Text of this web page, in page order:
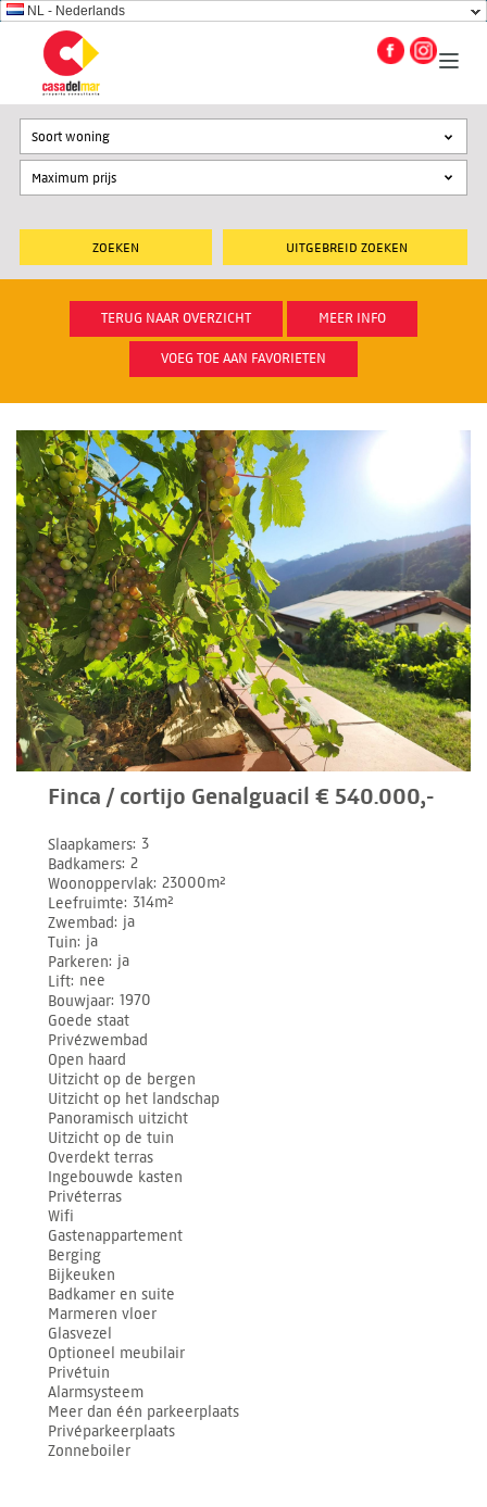
NL - Nederlands
UITGEBREID ZOEKEN
Soort woning
TERUG NAAR OVERZICHT MEER INFO
VOEG TOE AAN FAVORIETEN
Finca / cortijo Genalguacil € 540.000,-
Slaapkamers 3
Badkamers 2
Woonoppervlak 23000m²
Leefruimte 314m²
Zwembad ja
Tuin ja
Parkeren ja
Lift nee
Bouwjaar 1970
Goede staat
Privézwembad
Open haard
Uitzicht op de bergen
Uitzicht op het landschap
Panoramisch uitzicht
Uitzicht op de tuin
Overdekt terras
Ingebouwde kasten
Privéterras
Wifi
Gastenappartement
Berging
Bijkeuken
Badkamer en suite
Marmeren vloer
Glasvezel
Optioneel meubilair
Privétuin
Alarmsysteem
Meer dan één parkeerplaats
Privéparkeerplaats
Zonneboiler